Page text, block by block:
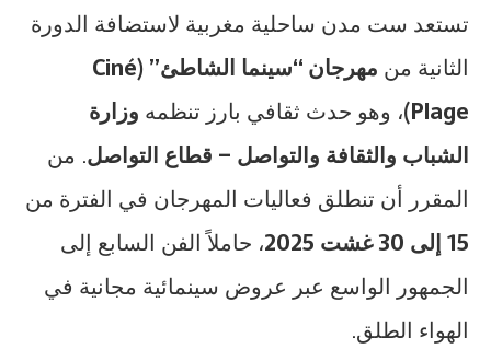
تستعد ست مدن ساحلية مغربية لاستضافة الدورة
الثانية من
مهرجان “سينما الشاطئ” (Ciné
Plage) ، وهو حدث ثقافي بارز تنظمه وزارة
الشباب والثقافة والتواصل – قطاع التواصل. من
المقرر أن تنطلق فعاليات المهرجان في الفترة من
15 إلى 30 غشت 2025
، حاملاً الفن السابع إلى
الجمهور الواسع عبر عروض سينمائية مجانية في
الهواء الطلق.